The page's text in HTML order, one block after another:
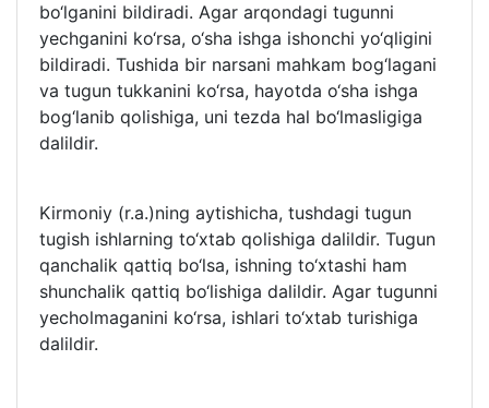
bo‘lganini bildiradi. Agar arqondagi tugunni
yechganini ko‘rsa, o‘sha ishga ishonchi yo‘qligini
bildiradi. Tushida bir narsani mahkam bog‘lagani
va tugun tukkanini ko‘rsa, hayotda o‘sha ishga
bog‘lanib qolishiga, uni tezda hal bo‘lmasligiga
dalildir.
Kirmoniy (r.a.)ning aytishicha, tushdagi tugun
tugish ishlarning to‘xtab qolishiga dalildir. Tugun
qanchalik qattiq bo‘lsa, ishning to‘xtashi ham
shunchalik qattiq bo‘lishiga dalildir. Agar tugunni
yecholmaganini ko‘rsa, ishlari to‘xtab turishiga
dalildir.